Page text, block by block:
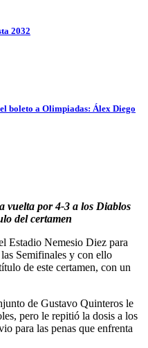
2032
boleto a Olimpiadas: Álex Diego
vuelta por 4-3 a los Diablos
del certamen
Estadio Nemesio Diez para
Semifinales y con ello
de este certamen, con un
de Gustavo Quinteros le
pero le repitió la dosis a los
para las penas que enfrenta